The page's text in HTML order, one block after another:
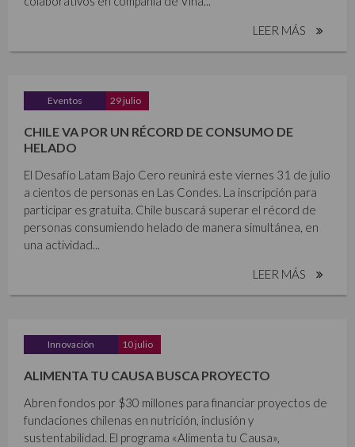
LEER MÁS
Eventos 29 julio
CHILE VA POR UN RÉCORD DE CONSUMO DE
HELADO
El Desafío Latam Bajo Cero reunirá este viernes 31 de julio
a cientos de personas en Las Condes. La inscripción para
participar es gratuita. Chile buscará superar el récord de
personas consumiendo helado de manera simultánea, en
una actividad...
LEER MÁS
Innovación 10 julio
ALIMENTA TU CAUSA BUSCA PROYECTO
Abren fondos por $30 millones para financiar proyectos de
fundaciones chilenas en nutrición, inclusión y
sustentabilidad. El programa «Alimenta tu Causa»,